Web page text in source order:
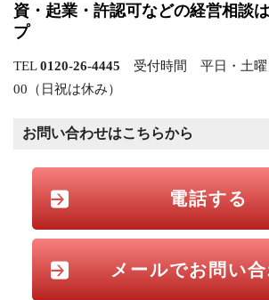
資・起業・許認可などの経営相談
プ
TEL0120-26-4445 受付時間 平日・土曜
00（日祝は休み）
お問い合わせはこちらから
電話する
メールでお問い